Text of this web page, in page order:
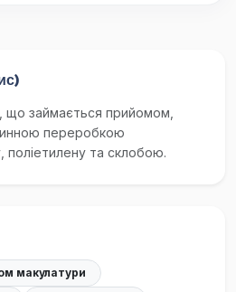
займається прийомом,
переробкою
поліетилену та склобою.
макулатури